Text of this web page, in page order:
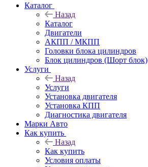
Каталог
Назад
Каталог
Двигатели
АКПП / МКПП
Головки блока цилиндров
Блок цилиндров (Шорт блок)
Услуги
Назад
Услуги
Установка двигателя
Установка КПП
Диагностика двигателя
Марки Авто
Как купить
Назад
Как купить
Условия оплаты